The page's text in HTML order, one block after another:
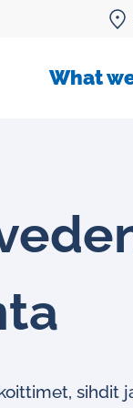
What
flow
sihdit